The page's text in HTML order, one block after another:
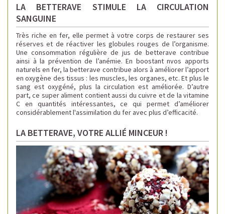
LA BETTERAVE STIMULE LA CIRCULATION
SANGUINE
Très riche en fer, elle permet à votre corps de restaurer ses
réserves et de réactiver les globules rouges de l’organisme.
Une consommation régulière de jus de betterave contribue
ainsi à la prévention de l’anémie. En boostant nvos apports
naturels en fer, la betterave contribue alors à améliorer l’apport
en oxygène des tissus : les muscles, les organes, etc.Et plus le
sang est oxygéné, plus la circulation est améliorée. D’autre
part, ce super aliment contient aussi du cuivre et de la vitamine
C en quantités intéressantes, ce qui permet d’améliorer
considérablement l'assimilation du fer avec plus d’efficacité.
LA BETTERAVE, VOTRE ALLIÉ MINCEUR !